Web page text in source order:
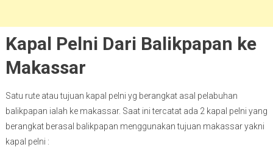
Kapal Pelni Dari Balikpapan ke
Makassar
Satu rute atau tujuan kapal pelni yg berangkat asal pelabuhan
balikpapan ialah ke makassar. Saat ini tercatat ada 2 kapal pelni yang
berangkat berasal balikpapan menggunakan tujuan makassar yakni
kapal pelni :